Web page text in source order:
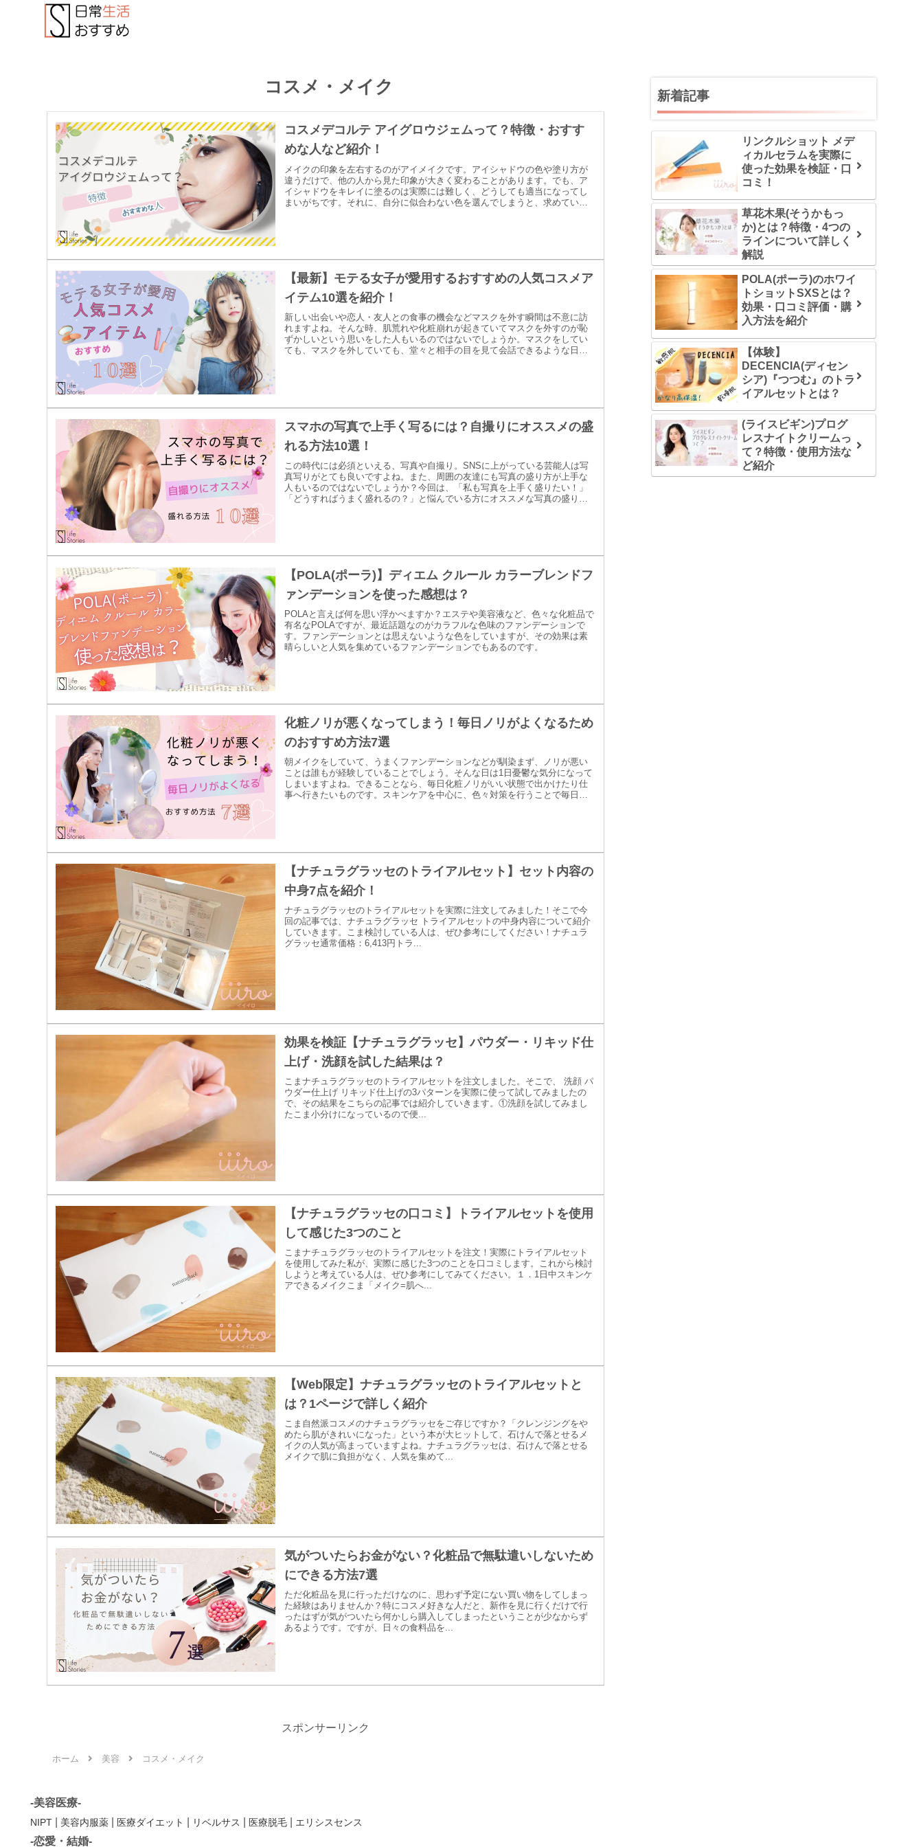
コスメ・メイク
コスメデコルテ アイグロウジェムって？特徴・おすす
めな人など紹介！
メイクの印象を左右するのがアイメイクです。アイシャドウの色や塗り方が
違うだけで、他の人から見た印象が大きく変わることがあります。でも、ア
イシャドウをキレイに塗るのは実際には難しく、どうしても適当になってし
まいがちです。それに、自分に似合わない色を選んでしまうと、求めていた
ましょう。
【最新】モテる女子が愛用するおすすめの人気コスメア
イテム10選を紹介！
新しい出会いや恋人・友人との食事の機会などマスクを外す瞬間は不意に訪
れますよね。そんな時、肌荒れや化粧崩れが起きていてマスクを外すのが恥
ずかしいという思いをした人もいるのではないでしょうか。マスクをしてい
ても、マスクを外していても、堂々と相手の目を見て会話できるような日頃
スマホの写真で上手く写るには？自撮りにオススメの盛
れる方法10選！
この時代には必須といえる、写真や自撮り。SNSに上がっている芸能人は写
真写りがとても良いですよね。また、周囲の友達にも写真の盛り方が上手な
人もいるのではないでしょうか？今回は、「私も写真を上手く盛りたい！」
「どうすればうまく盛れるの？」と悩んでいる方にオススメな写真の盛り方
【POLA(ポーラ)】ディエム クルール カラーブレンドフ
ァンデーションを使った感想は？
POLAと言えば何を思い浮かべますか？エステや美容液など、色々な化粧品で
有名なPOLAですが、最近話題なのがカラフルな色味のファンデーションで
す。ファンデーションとは思えないような色をしていますが、その効果は素
晴らしいと人気を集めているファンデーションでもあるのです。
化粧ノリが悪くなってしまう！毎日ノリがよくなるため
のおすすめ方法7選
朝メイクをしていて、うまくファンデーションなどが馴染まず、ノリが悪い
ことは誰もが経験していることでしょう。そんな日は1日憂鬱な気分になって
しまいますよね。できることなら、毎日化粧ノリがいい状態で出かけたり仕
事へ行きたいものです。スキンケアを中心に、色々対策を行うことで毎日ノ
【ナチュラグラッセのトライアルセット】セット内容の
中身7点を紹介！
ナチュラグラッセのトライアルセットを実際に注文してみました！そこで今
回の記事では、ナチュラグラッセ トライアルセットの中身内容について紹介
していきます。こま検討している人は、ぜひ参考にしてください！ナチュラ
グラッセ通常価格：6,413円トラ...
効果を検証【ナチュラグラッセ】パウダー・リキッド仕
上げ・洗顔を試した結果は？
こまナチュラグラッセのトライアルセットを注文しました。そこで、 洗顔 パ
ウダー仕上げ リキッド仕上げの3パターンを実際に使って試してみましたの
で、その結果をこちらの記事では紹介していきます。①洗顔を試してみまし
たこま小分けになっているので便...
【ナチュラグラッセの口コミ】トライアルセットを使用
して感じた3つのこと
こまナチュラグラッセのトライアルセットを注文！実際にトライアルセット
を使用してみた私が、実際に感じた3つのことを口コミします。これから検討
しようと考えている人は、ぜひ参考にしてみてください。１．1日中スキンケ
アできるメイクこま「メイク=肌へ...
【Web限定】ナチュラグラッセのトライアルセットと
は？1ページで詳しく紹介
こま自然派コスメのナチュラグラッセをご存じですか？「クレンジングをや
めたら肌がきれいになった」という本が大ヒットして、石けんで落とせるメ
イクの人気が高まっていますよね。ナチュラグラッセは、石けんで落とせる
メイクで肌に負担がなく、人気を集めて...
気がついたらお金がない？化粧品で無駄遣いしないため
にできる方法7選
ただ化粧品を見に行っただけなのに、思わず予定にない買い物をしてしまっ
た経験はありませんか？特にコスメ好きな人だと、新作を見に行くだけで行
ったはずが気がついたら何かしら購入してしまったということが少なからず
あるようです。ですが、日々の食料品を...
スポンサーリンク
ホーム 美容 コスメ・メイク
新着記事
リンクルショット メデ
ィカルセラムを実際に
使った効果を検証・口
コミ！
草花木果(そうかもっ
か)とは？特徴・4つの
ラインについて詳しく
解説
POLA(ポーラ)のホワイ
トショットSXSとは？
効果・口コミ評価・購
入方法を紹介
【体験】
DECENCIA(ディセン
シア)『つつむ』のトラ
イアルセットとは？
(ライスビギン)プログ
レスナイトクリームっ
て？特徴・使用方法な
ど紹介
-美容医療-
NIPT 美容内服薬 医療ダイエット リベルサス 医療脱毛 エリシスセンス
-恋愛・結婚-